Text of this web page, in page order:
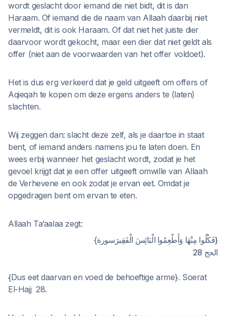
wordt geslacht door iemand die niet bidt, dit is dan
Haraam. Of iemand die de naam van Allaah daarbij niet
vermeldt, dit is ook Haraam. Of dat niet het juiste dier
daarvoor wordt gekocht, maar een dier dat niet geldt als
offer (niet aan de voorwaarden van het offer voldoet).
Het is dus erg verkeerd dat je geld uitgeeft om offers of
Aqieqah te kopen om deze ergens anders te (laten)
slachten.
Wij zeggen dan: slacht deze zelf, als je daartoe in staat
bent, of iemand anders namens jou te laten doen. En
wees erbij wanneer het geslacht wordt, zodat je het
gevoel krijgt dat je een offer uitgeeft omwille van Allaah
de Verhevene en ook zodat je ervan eet. Omdat je
opgedragen bent om ervan te eten.
Allaah Ta’aalaa zegt:
{فَكُلُوا مِنْهَا وَأَطْعِمُوا الْبَائِسَ الْفَقِيرَسورة}
الحج 28
{Dus eet daarvan en voed de behoeftige arme}. Soerat
El-Hajj 28.